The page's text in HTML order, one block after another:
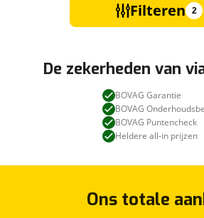
Filteren 2
De zekerheden van
BOVAG Garantie
BOVAG
BOVAG Puntencheck
Heldere all-in prijzen
Ons totale